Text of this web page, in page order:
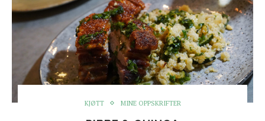
KJØTT MINE OPPSKRIFTER